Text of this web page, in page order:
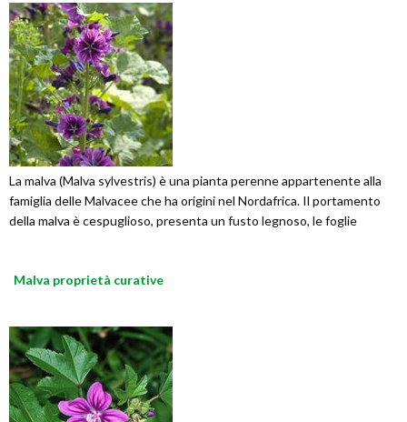
La malva (Malva sylvestris) è una pianta perenne appartenente alla
famiglia delle Malvacee che ha origini nel Nordafrica. Il portamento
della malva è cespuglioso, presenta un fusto legnoso, le foglie
Malva proprietà curative